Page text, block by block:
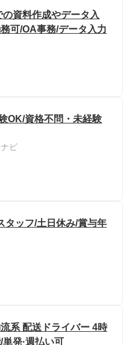
資料作成やデータ入
可/OA事務/データ入力
OK/資格不問・未経験
ビ
タッフ/土日休み/賞与年
系 配送ドライバー 4時
発·週払い可